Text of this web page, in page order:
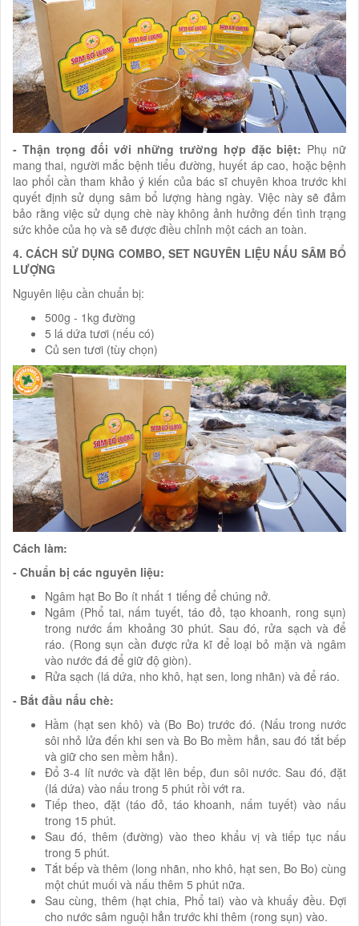
- Thận trọng đối với những trường hợp đặc biệt: Phụ nữ
mang thai, người mắc bệnh tiểu đường, huyết áp cao, hoặc bệnh
lao phổi cần tham khảo ý kiến của bác sĩ chuyên khoa trước khi
quyết định sử dụng sâm bổ lượng hàng ngày. Việc này sẽ đảm
bảo rằng việc sử dụng chè này không ảnh hưởng đến tình trạng
sức khỏe của họ và sẽ được điều chỉnh một cách an toàn.
4. CÁCH SỬ DỤNG COMBO, SET NGUYÊN LIỆU NẤU SÂM BỔ
LƯỢNG
Nguyên liệu cần chuẩn bị:
500g - 1kg đường
5 lá dứa tươi (nếu có)
Củ sen tươi (tùy chọn)
Cách làm:
- Chuẩn bị các nguyên liệu:
Ngâm hạt Bo Bo ít nhất 1 tiếng để chúng nở.
Ngâm (Phổ tai, nấm tuyết, táo đỏ, tạo khoanh, rong sụn)
trong nước ấm khoảng 30 phút. Sau đó, rửa sạch và để
ráo. (Rong sụn cần được rửa kĩ để loại bỏ mặn và ngâm
vào nước đá để giữ độ giòn).
Rửa sạch (lá dứa, nho khô, hạt sen, long nhãn) và để ráo.
- Bắt đầu nấu chè:
Hầm (hạt sen khô) và (Bo Bo) trước đó. (Nấu trong nước
sôi nhỏ lửa đến khi sen và Bo Bo mềm hẳn, sau đó tắt bếp
và giữ cho sen mềm hẳn).
Đổ 3-4 lít nước và đặt lên bếp, đun sôi nước. Sau đó, đặt
(lá dứa) vào nấu trong 5 phút rồi vớt ra.
Tiếp theo, đặt (táo đỏ, táo khoanh, nấm tuyết) vào nấu
trong 15 phút.
Sau đó, thêm (đường) vào theo khẩu vị và tiếp tục nấu
trong 5 phút.
Tắt bếp và thêm (long nhãn, nho khô, hạt sen, Bo Bo) cùng
một chút muối và nấu thêm 5 phút nữa.
Sau cùng, thêm (hạt chia, Phổ tai) vào và khuấy đều. Đợi
cho nước sâm nguội hẳn trước khi thêm (rong sụn) vào.